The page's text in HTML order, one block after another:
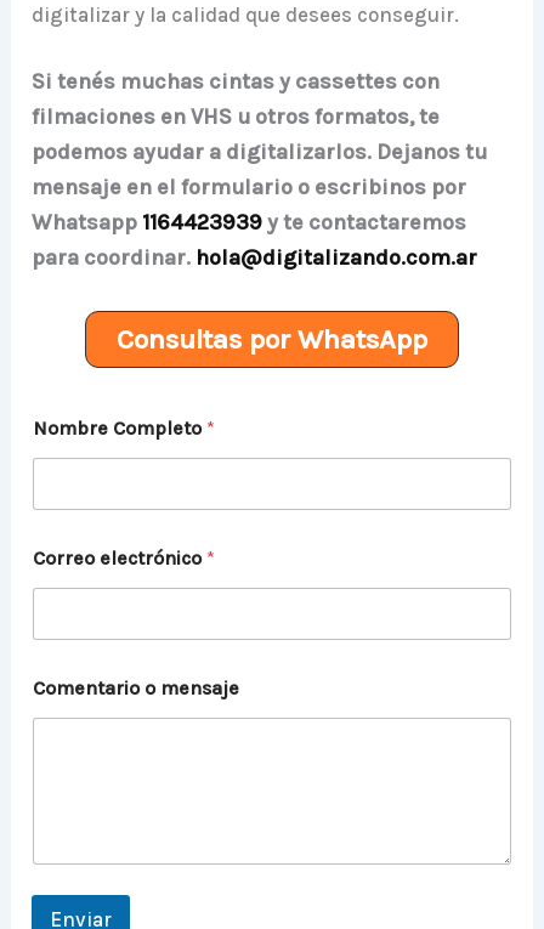
digitalizar y la calidad que desees conseguir.
Si tenés muchas cintas y cassettes con
filmaciones en VHS u otros formatos, te
podemos ayudar a digitalizarlos. Dejanos tu
mensaje en el formulario o escribinos por
Whatsapp 1164423939y te contactaremos
para coordinar. hola@digitalizando.com.ar
Consultas por WhatsApp
Nombre Completo *
Correo electrónico *
l
e
o
Comentario o mensaje
Enviar